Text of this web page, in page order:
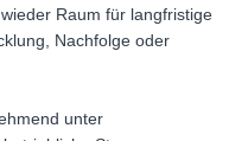
Raum für langfristige
Nachfolge oder
unter